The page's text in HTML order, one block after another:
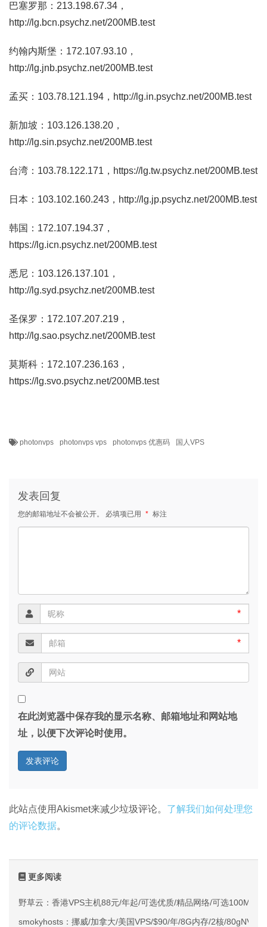
巴塞罗那：213.198.67.34，
http://lg.bcn.psychz.net/200MB.test
约翰内斯堡：172.107.93.10，
http://lg.jnb.psychz.net/200MB.test
孟买：103.78.121.194，http://lg.in.psychz.net/200MB.test
新加坡：103.126.138.20，
http://lg.sin.psychz.net/200MB.test
台湾：103.78.122.171，https://lg.tw.psychz.net/200MB.test
日本：103.102.160.243，http://lg.jp.psychz.net/200MB.test
韩国：172.107.194.37，
https://lg.icn.psychz.net/200MB.test
悉尼：103.126.137.101，
http://lg.syd.psychz.net/200MB.test
圣保罗：172.107.207.219，
http://lg.sao.psychz.net/200MB.test
莫斯科：172.107.236.163，
https://lg.svo.psychz.net/200MB.test
photonvps photonvps vps photonvps 优惠码 国人VPS
发表回复
您的邮箱地址不会被公开。 必填项已用 * 标注
*
*
在此浏览器中保存我的显示名称、邮箱地址和网站地
址，以便下次评论时使用。
此站点使用Akismet来减少垃圾评论。 了解我们如何处理您
的评论数据。
更多阅读
野草云：香港VPS主机88元/年起/可选优质/精品网络/可选100M不
smokyhosts：挪威/加拿大/美国VPS/$90/年/8G内存/2核/